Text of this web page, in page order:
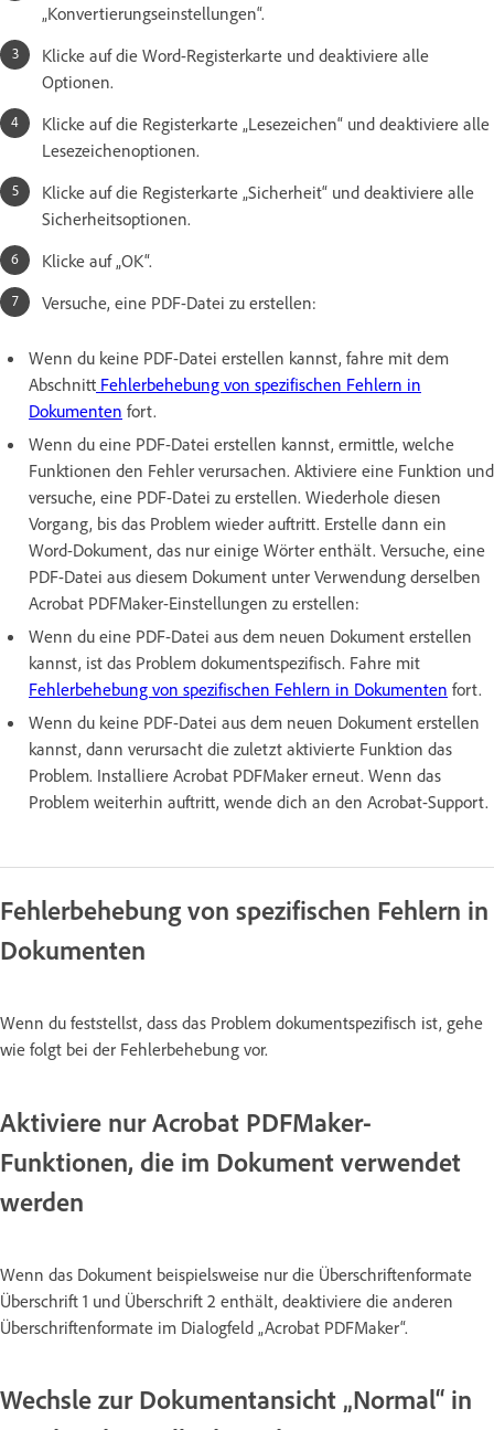
„Konvertierungseinstellungen“.
Klicke auf die Word-Registerkarte und deaktiviere alle
Optionen.
Klicke auf die Registerkarte „Lesezeichen“ und deaktiviere alle
Lesezeichenoptionen.
Klicke auf die Registerkarte „Sicherheit“ und deaktiviere alle
Sicherheitsoptionen.
Klicke auf „OK“.
Versuche, eine PDF-Datei zu erstellen:
Wenn du keine PDF-Datei erstellen kannst, fahre mit dem
Abschnitt Fehlerbehebung von spezifischen Fehlern in
Dokumenten fort.
Wenn du eine PDF-Datei erstellen kannst, ermittle, welche
Funktionen den Fehler verursachen. Aktiviere eine Funktion und
versuche, eine PDF-Datei zu erstellen. Wiederhole diesen
Vorgang, bis das Problem wieder auftritt. Erstelle dann ein
Word-Dokument, das nur einige Wörter enthält. Versuche, eine
PDF-Datei aus diesem Dokument unter Verwendung derselben
Acrobat PDFMaker-Einstellungen zu erstellen:
Wenn du eine PDF-Datei aus dem neuen Dokument erstellen
kannst, ist das Problem dokumentspezifisch. Fahre mit
Fehlerbehebung von spezifischen Fehlern in Dokumenten fort.
Wenn du keine PDF-Datei aus dem neuen Dokument erstellen
kannst, dann verursacht die zuletzt aktivierte Funktion das
Problem. Installiere Acrobat PDFMaker erneut. Wenn das
Problem weiterhin auftritt, wende dich an den Acrobat-Support.
Fehlerbehebung von spezifischen Fehlern in
Dokumenten
Wenn du feststellst, dass das Problem dokumentspezifisch ist, gehe
wie folgt bei der Fehlerbehebung vor.
Aktiviere nur Acrobat PDFMaker-
Funktionen, die im Dokument verwendet
werden
Wenn das Dokument beispielsweise nur die Überschriftenformate
Überschrift 1 und Überschrift 2 enthält, deaktiviere die anderen
Überschriftenformate im Dialogfeld „Acrobat PDFMaker“.
Wechsle zur Dokumentansicht „Normal“ in